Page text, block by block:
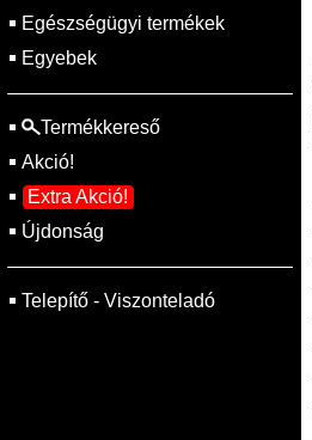
Egészségügyi termékek
Egyebek
Termékkereső
Akció!
Extra Akció!
Újdonság
Telepítő - Viszonteladó